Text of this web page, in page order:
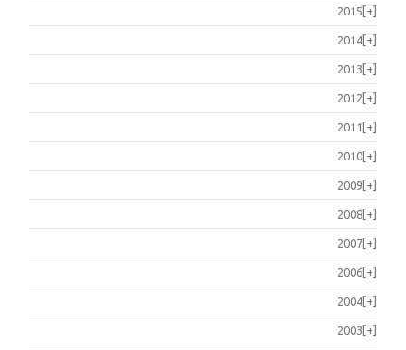
[+]
2015
[+]
2014
[+]
2013
[+]
2012
[+]
2011
[+]
2010
[+]
2009
[+]
2008
[+]
2007
[+]
2006
[+]
2004
[+]
2003